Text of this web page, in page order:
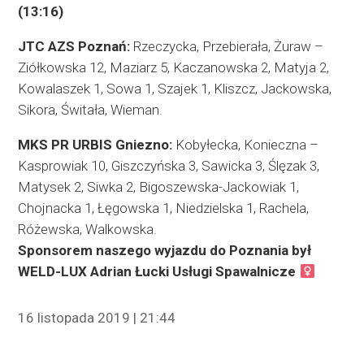
(13:16)
JTC AZS Poznań: Rzeczycka, Przebierała, Żuraw –
Ziółkowska 12, Maziarz 5, Kaczanowska 2, Matyja 2,
Kowalaszek 1, Sowa 1, Szajek 1, Kliszcz, Jackowska,
Sikora, Świtała, Wieman.
MKS PR URBIS Gniezno: Kobyłecka, Konieczna –
Kasprowiak 10, Giszczyńska 3, Sawicka 3, Ślęzak 3,
Matysek 2, Siwka 2, Bigoszewska-Jackowiak 1,
Chojnacka 1, Łęgowska 1, Niedzielska 1, Rachela,
Różewska, Walkowska.
Sponsorem naszego wyjazdu do Poznania był
WELD-LUX Adrian Łucki Usługi Spawalnicze
16 listopada 2019 | 21:44